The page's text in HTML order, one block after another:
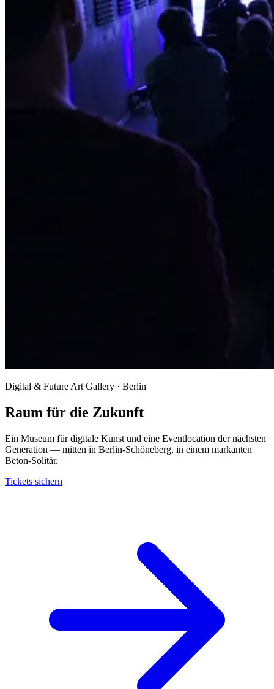
Digital & Future Art Gallery · Berlin
Raum für die Zukunft
Ein Museum für digitale Kunst und eine Eventlocation der nächsten
Generation — mitten in Berlin-Schöneberg, in einem markanten
Beton-Solitär.
Tickets sichern